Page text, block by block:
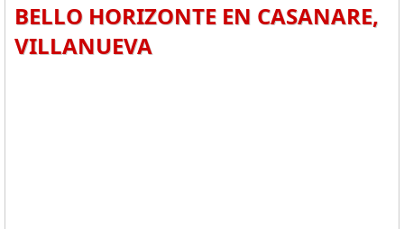
BELLO HORIZONTE EN CASANARE,
VILLANUEVA